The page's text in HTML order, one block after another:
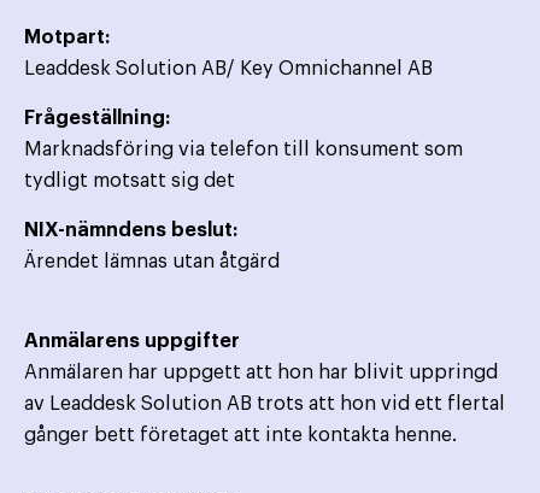
Motpart:
Leaddesk Solution AB/ Key Omnichannel AB
Frågeställning:
Marknadsföring via telefon till konsument som
tydligt motsatt sig det
NIX-nämndens beslut:
Ärendet lämnas utan åtgärd
Anmälarens uppgifter
Anmälaren har uppgett att hon har blivit uppringd
av Leaddesk Solution AB trots att hon vid ett flertal
gånger bett företaget att inte kontakta henne.